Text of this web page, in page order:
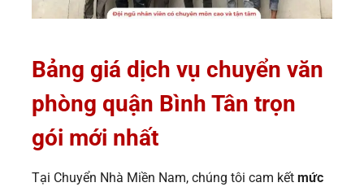
Bảng giá dịch vụ chuyển văn
phòng quận Bình Tân trọn
gói mới nhất
Tại Chuyển Nhà Miền Nam, chúng tôi cam kết mức